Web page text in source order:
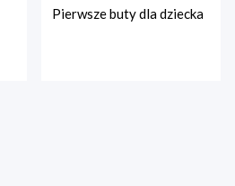
Pierwsze buty dla dziecka